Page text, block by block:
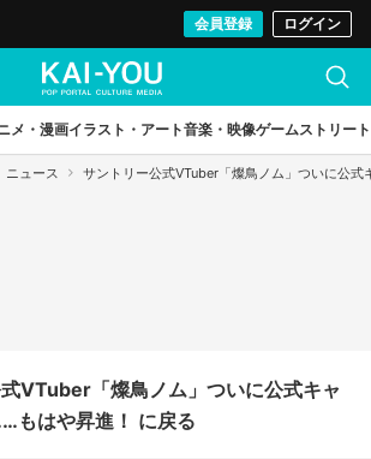
会員登録 ログイン
メ・漫画イラスト・アート音楽・映像ゲームストリート
ニュース サントリー公式VTuber「燦鳥ノム」ついに公
VTuber「燦鳥ノム」ついに公式キャ
もはや昇進！ に戻る